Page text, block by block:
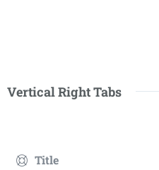
Vertical Right Tabs
Title